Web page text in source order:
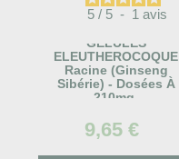
5 / 5 - 1 avis
GELULES
ELEUTHEROCOQUE
Racine (Ginseng
Sibérie) - Dosées À
210mg.
9,65 €